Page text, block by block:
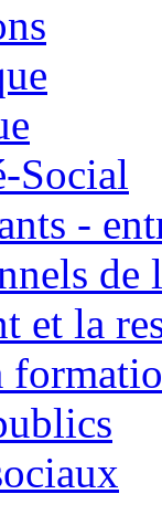
Social
-
de
et la